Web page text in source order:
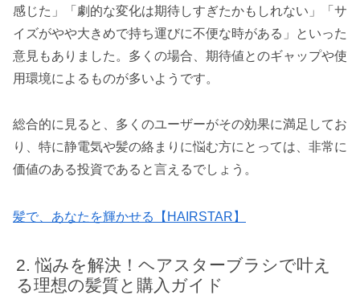
感じた」「劇的な変化は期待しすぎたかもしれない」「サ
イズがやや大きめで持ち運びに不便な時がある」といった
意見もありました。多くの場合、期待値とのギャップや使
用環境によるものが多いようです。
総合的に見ると、多くのユーザーがその効果に満足してお
り、特に静電気や髪の絡まりに悩む方にとっては、非常に
価値のある投資であると言えるでしょう。
髪で、あなたを輝かせる【HAIRSTAR】
悩みを解決！ヘアスターブラシで叶え
る理想の髪質と購入ガイド